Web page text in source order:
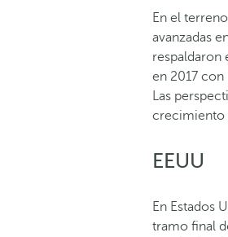
En el
avanzadas
respaldaron
en 2017
Las
crecimiento
EEUU
En Estados
tramo final